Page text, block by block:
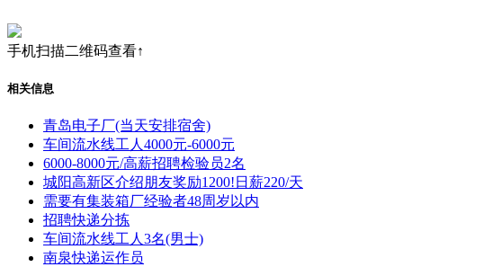
手机扫描二维码查看↑
相关信息
青岛电子厂(当天安排宿舍)
车间流水线工人4000元-6000元
6000-8000元/高薪招聘检验员2名
城阳高新区介绍朋友奖励1200!日薪220/天
需要有集装箱厂经验者48周岁以内
招聘快递分拣
车间流水线工人3名(男士)
南泉快递运作员